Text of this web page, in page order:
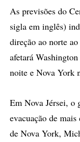
As previsões do
sigla em inglês)
direção ao norte
afetará
noite e Nova York
Em Nova Jérsei, o
evacuação de
de Nova York,